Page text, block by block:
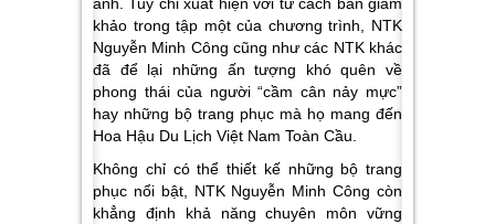
khảo trong tập một của chương trình, NTK
Nguyễn Minh Công cũng như các NTK khác
đã để lại những ấn tượng khó quên về
phong thái của người “cầm cân nảy mực”
hay những bộ trang phục mà họ mang đến
Hoa Hậu Du Lịch Việt Nam Toàn Cầu.
Không chỉ có thể thiết kế những bộ trang
phục nổi bật, NTK Nguyễn Minh Công còn
khẳng định khả năng chuyên môn vững